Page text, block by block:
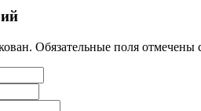
Обязательные поля отмечены